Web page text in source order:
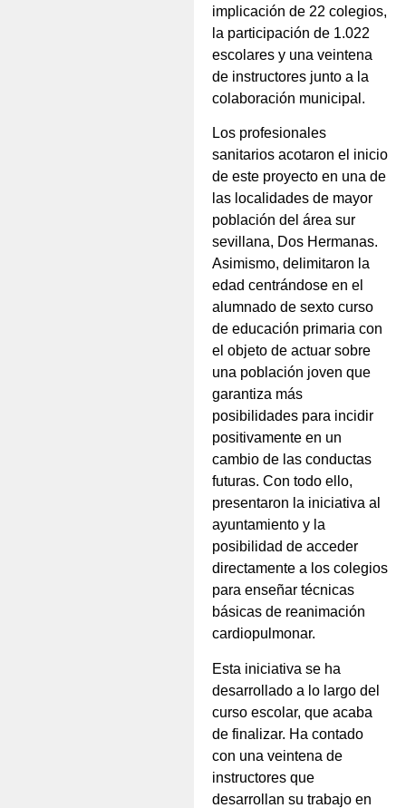
implicación de 22 colegios,
la participación de 1.022
escolares y una veintena
de instructores junto a la
colaboración municipal.
Los profesionales
sanitarios acotaron el inicio
de este proyecto en una de
las localidades de mayor
población del área sur
sevillana, Dos Hermanas.
Asimismo, delimitaron la
edad centrándose en el
alumnado de sexto curso
de educación primaria con
el objeto de actuar sobre
una población joven que
garantiza más
posibilidades para incidir
positivamente en un
cambio de las conductas
futuras. Con todo ello,
presentaron la iniciativa al
ayuntamiento y la
posibilidad de acceder
directamente a los colegios
para enseñar técnicas
básicas de reanimación
cardiopulmonar.
Esta iniciativa se ha
desarrollado a lo largo del
curso escolar, que acaba
de finalizar. Ha contado
con una veintena de
instructores que
desarrollan su trabajo en